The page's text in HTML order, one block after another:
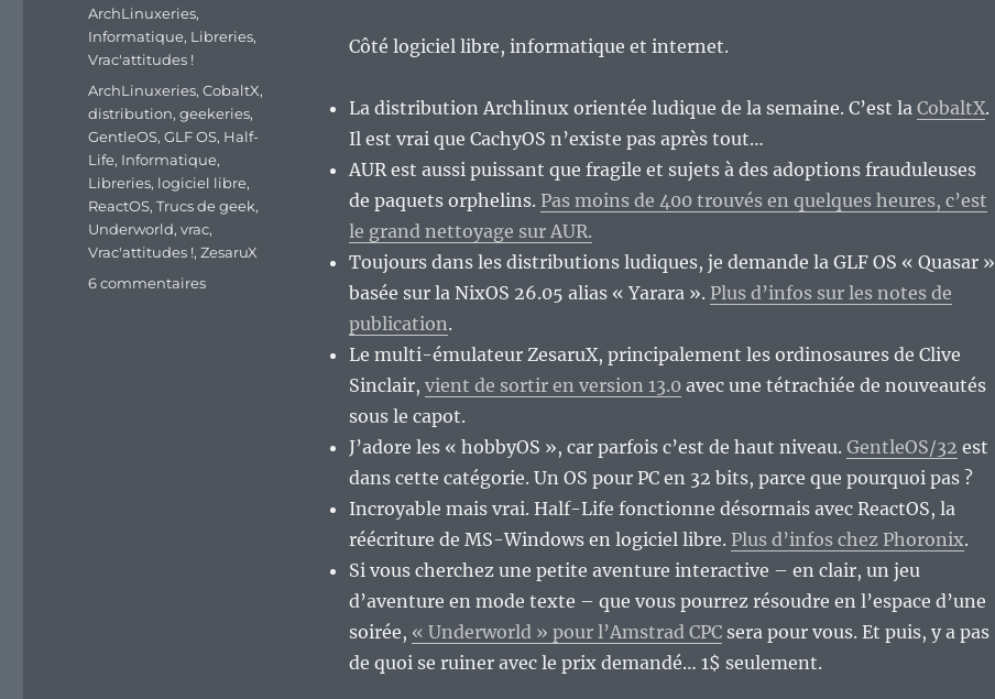
Côté logiciel libre, informatique et internet.
La distribution Archlinux orientée ludique de la semaine. C’est la CobaltX.
Il est vrai que CachyOS n’existe pas après tout…
AUR est aussi puissant que fragile et sujets à des adoptions frauduleuses
de paquets orphelins. Pas moins de 400 trouvés en quelques heures, c’est
le grand nettoyage sur AUR.
Toujours dans les distributions ludiques, je demande la GLF OS « Quasar »
basée sur la NixOS 26.05 alias « Yarara ». Plus d’infos sur les notes de
publication.
Le multi-émulateur ZesaruX, principalement les ordinosaures de Clive
Sinclair, vient de sortir en version 13.0avec une tétrachiée de nouveautés
sous le capot.
J’adore les « hobbyOS », car parfois c’est de haut niveau. GentleOS/32 est
dans cette catégorie. Un OS pour PC en 32 bits, parce que pourquoi pas ?
Incroyable mais vrai. Half-Life fonctionne désormais avec ReactOS, la
réécriture de MS-Windows en logiciel libre. Plus d’infos chez Phoronix.
Si vous cherchez une petite aventure interactive – en clair, un jeu
d’aventure en mode texte – que vous pourrez résoudre en l’espace d’une
soirée, « Underworld » pour l’Amstrad CPCsera pour vous. Et puis, y a pas
de quoi se ruiner avec le prix demandé… 1$ seulement.
Catégories
ArchLinuxeries,
Informatique, Libreries,
Vrac'attitudes !
Étiquettes
ArchLinuxeries,CobaltX,
distribution,geekeries,
GentleOS,GLF OS, Half-
Life, Informatique,
Libreries, logiciel libre,
ReactOS,Trucs de geek,
Underworld,vrac,
Vrac'attitudes !,ZesaruX
6 commentairessur